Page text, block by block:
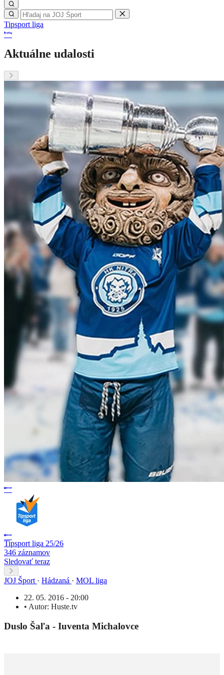
Tipsport liga
Aktuálne udalosti
Tipsport liga 25/26
346 záznamov
Sledovať teraz
JOJ Šport · Hádzaná · MOL liga
22. 05. 2016 - 20:00
• Autor: Huste.tv
Duslo Šaľa - Iuventa Michalovce